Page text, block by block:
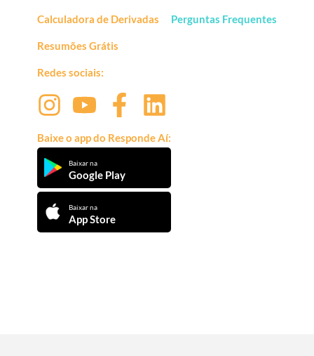
Calculadora de Derivadas
Resumões Grátis
Redes sociais:
Baixe o app do Responde Aí:
Baixar na
Google Play
Baixar na
App Store
Perguntas Frequentes